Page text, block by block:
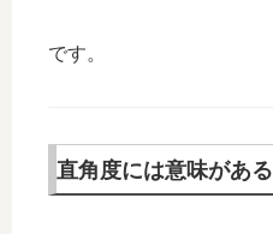
です。
直角度には意味がある